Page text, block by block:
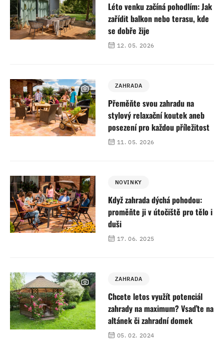
Léto venku začíná pohodlím: Jak
zařídit balkon nebo terasu, kde
se dobře žije
12. 05. 2026
ZAHRADA
Přeměňte svou zahradu na
stylový relaxační koutek aneb
posezení pro každou příležitost
11. 05. 2026
NOVINKY
Když zahrada dýchá pohodou:
proměňte ji v útočiště pro tělo i
duši
17. 06. 2025
ZAHRADA
Chcete letos využít potenciál
zahrady na maximum? Vsaďte na
altánek či zahradní domek
05. 02. 2024